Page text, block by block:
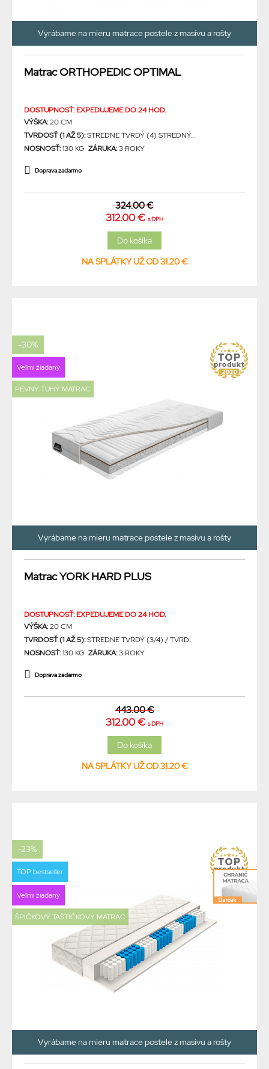
Vyrábame na mieru matrace postele z masívu a rošty
Matrac ORTHOPEDIC OPTIMAL
DOSTUPNOSŤ: EXPEDUJEME DO 24 HOD.
VÝŠKA:20 CM
TVRDOSŤ (1 AŽ 5):STREDNE TVRDÝ (4) STREDNÝ...
NOSNOSŤ:130 KG ZÁRUKA:3 ROKY
Doprava zadarmo
324.00 €
312.00 € s DPH
NA SPLÁTKY UŽ OD 31.20 €
-30%
Veľmi žiadaný
PEVNÝ TUHÝ MATRAC
Vyrábame na mieru matrace postele z masívu a rošty
Matrac YORK HARD PLUS
DOSTUPNOSŤ: EXPEDUJEME DO 24 HOD.
VÝŠKA:20 CM
TVRDOSŤ (1 AŽ 5):STREDNE TVRDÝ (3/4) / TVRD...
NOSNOSŤ:130 KG ZÁRUKA:3 ROKY
Doprava zadarmo
443.00 €
312.00 € s DPH
NA SPLÁTKY UŽ OD 31.20 €
-23%
TOP bestseller
Veľmi žiadaný
ŠPIČKOVÝ TAŠTIČKOVÝ MATRAC
Vyrábame na mieru matrace postele z masívu a rošty